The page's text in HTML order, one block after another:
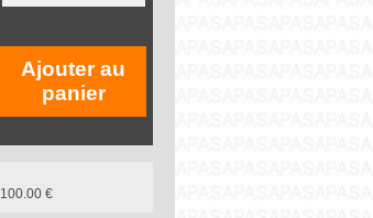
Ajouter au
panier
100.00 €